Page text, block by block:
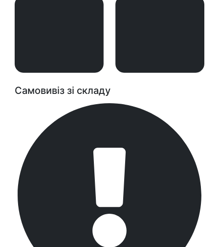
Самовивіз зі складу